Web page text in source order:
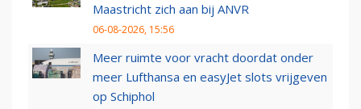
Maastricht zich aan bij ANVR
06-08-2026, 15:56
Meer ruimte voor vracht doordat onder
meer Lufthansa en easyJet slots vrijgeven
op Schiphol